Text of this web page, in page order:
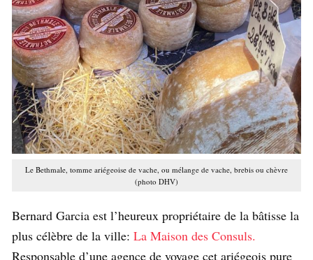
Le Bethmale, tomme ariégeoise de vache, ou mélange de vache, brebis ou chèvre
(photo DHV)
Bernard Garcia est l’heureux propriétaire de la bâtisse la
plus célèbre de la ville: La Maison des Consuls.
Responsable d’une agence de voyage cet ariégeois pure